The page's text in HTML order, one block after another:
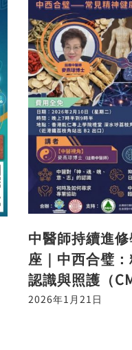
中醫師持續進
座｜中西合璧
認識與照護（
2026年1月21日